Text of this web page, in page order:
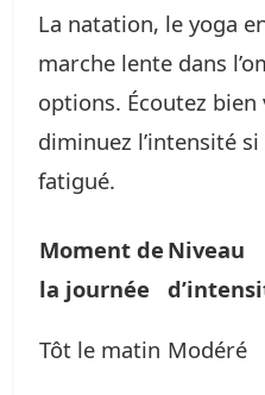
La natation, le yoga
marche lente dans
options. Écoutez
diminuez l’intensité
fatigué.
Moment de
la journée
Niveau
Tôt le matin Modéré